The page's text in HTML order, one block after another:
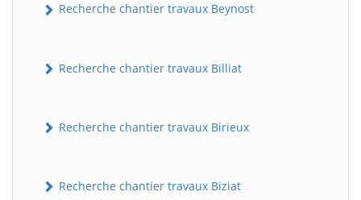
Recherche chantier travaux Beynost
Recherche chantier travaux Billiat
Recherche chantier travaux Birieux
Recherche chantier travaux Biziat